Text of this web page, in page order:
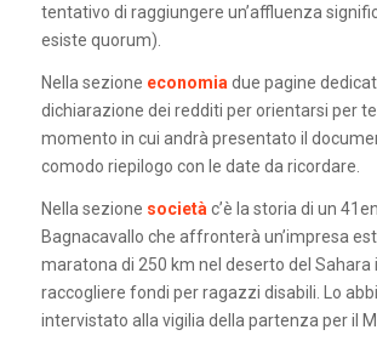
tentativo di raggiungere un’affluenza
esiste quorum).
Nella sezione economia due pagine
dichiarazione dei redditi per orientarsi per
momento in cui andrà presentato il
comodo riepilogo con le date da ricordare.
Nella sezione società c’è la storia di un
Bagnacavallo che affronterà un’impresa
maratona di 250 km nel deserto del Sahara
raccogliere fondi per ragazzi disabili. Lo
intervistato alla vigilia della partenza per il